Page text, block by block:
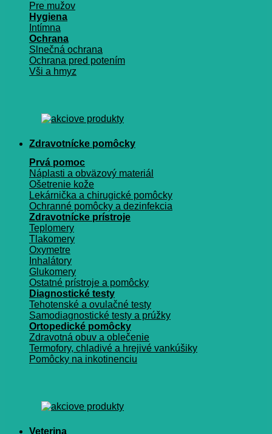
Pre mužov
Hygiena
Intímna
Ochrana
Slnečná ochrana
Ochrana pred potením
Vši a hmyz
Zdravotnícke pomôcky
Prvá pomoc
Náplasti a obväzový materiál
Ošetrenie kože
Lekárnička a chirugické pomôcky
Ochranné pomôcky a dezinfekcia
Zdravotnícke prístroje
Teplomery
Tlakomery
Oxymetre
Inhalátory
Glukomery
Ostatné prístroje a pomôcky
Diagnostické testy
Tehotenské a ovulačné testy
Samodiagnostické testy a prúžky
Ortopedické pomôcky
Zdravotná obuv a oblečenie
Termofory, chladivé a hrejivé vankúšiky
Pomôcky na inkotinenciu
Veterina